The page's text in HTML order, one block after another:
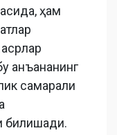
ҳам
анъананинг
самарали
билишади.